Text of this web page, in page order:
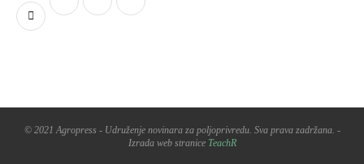
© 2021 Agropress - Udruženje novinara za poljoprivredu. Sva prava zadržana. -
Izrada web stranice TeachR